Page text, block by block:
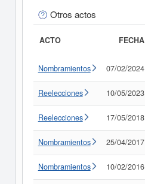
Otros actos
ACTO FECHA
Nombramientos 07/02/2024
Reelecciones 10/05/2023
Reelecciones 17/05/2018
Nombramientos 25/04/2017
Nombramientos 10/02/2016